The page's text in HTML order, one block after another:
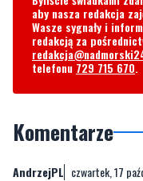
Byliście świadkami
aby nasza redakcja
redakcją za
telefonu729 715 670